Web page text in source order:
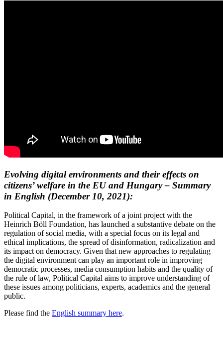
Evolving digital environments and their effects on
citizens’ welfare in the EU and Hungary – Summary
in English (December 10, 2021):
Political Capital, in the framework of a joint project with the
Heinrich Böll Foundation, has launched a substantive debate on the
regulation of social media, with a special focus on its legal and
ethical implications, the spread of disinformation, radicalization and
its impact on democracy. Given that new approaches to regulating
the digital environment can play an important role in improving
democratic processes, media consumption habits and the quality of
the rule of law, Political Capital aims to improve understanding of
these issues among politicians, experts, academics and the general
public.
Please find the English summary here.